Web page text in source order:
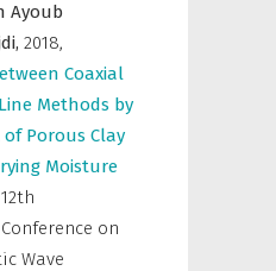
Ayoub
2018,
Coaxial
Methods by
Porous Clay
Moisture
on
Wave